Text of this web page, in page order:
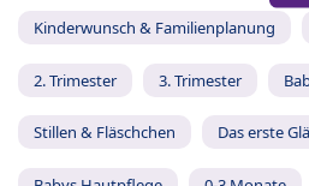
Kinderwunsch & Familienplanung
2. Trimester 3. Trimester
Stillen & Fläschchen Das erste